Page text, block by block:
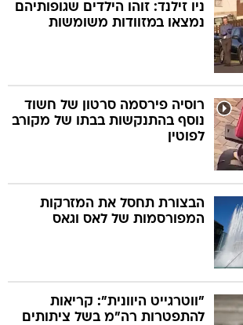
ניו זילנד: זוהו הילדים שגופותיהם
נמצאו במזוודות משומשות
רוסיה פירסמה סרטון של חשוד
נוסף בהתנקשות בבתו של מקורב
לפוטין
הבצורת תחסל את המזרקות
המפורסמות של לאס וגאס
"ווטרגייט היוונית": קריאות
להתפטרות רה"מ בשל ציתותים